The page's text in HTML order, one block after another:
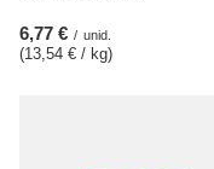
6,77 € / unid.
(13,54 € / kg)